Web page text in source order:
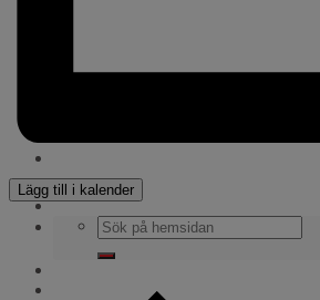
För alla coacher
Lägg till i kalender